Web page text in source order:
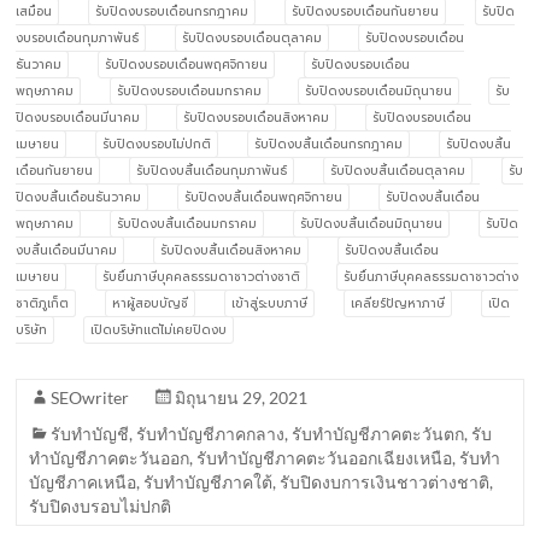
เสมือน
รับปิดงบรอบเดือนกรกฎาคม รับปิดงบรอบเดือนกันยายน
รับปิด
งบรอบเดือนกุมภาพันธ์
รับปิดงบรอบเดือนตุลาคม
รับปิดงบรอบเดือน
ธันวาคม
รับปิดงบรอบเดือนพฤศจิกายน
รับปิดงบรอบเดือน
พฤษภาคม
รับปิดงบรอบเดือนมกราคม รับปิดงบรอบเดือนมิถุนายน
รับ
ปิดงบรอบเดือนมีนาคม
รับปิดงบรอบเดือนสิงหาคม
รับปิดงบรอบเดือน
เมษายน
รับปิดงบรอบไม่ปกติ รับปิดงบสิ้นเดือนกรกฎาคม
รับปิดงบสิ้น
เดือนกันยายน
รับปิดงบสิ้นเดือนกุมภาพันธ์ รับปิดงบสิ้นเดือนตุลาคม
รับ
ปิดงบสิ้นเดือนธันวาคม
รับปิดงบสิ้นเดือนพฤศจิกายน
รับปิดงบสิ้นเดือน
พฤษภาคม
รับปิดงบสิ้นเดือนมกราคม รับปิดงบสิ้นเดือนมิถุนายน
รับปิด
งบสิ้นเดือนมีนาคม
รับปิดงบสิ้นเดือนสิงหาคม
รับปิดงบสิ้นเดือน
เมษายน
รับยื่นภาษีบุคคลธรรมดาชาวต่างชาติ
รับยื่นภาษีบุคคลธรรมดาชาวต่าง
ชาติภูเก็ต
หาผู้สอบบัญชี เข้าสู่ระบบภาษี เคลียร์ปัญหาภาษี
เปิด
บริษัท
เปิดบริษัทแต่ไม่เคยปิดงบ
SEOwriter
มิถุนายน 29, 2021
รับทำบัญชี, รับทำบัญชีภาคกลาง, รับทำบัญชีภาคตะวันตก, รับ
ทำบัญชีภาคตะวันออก, รับทำบัญชีภาคตะวันออกเฉียงเหนือ, รับทำ
บัญชีภาคเหนือ, รับทำบัญชีภาคใต้, รับปิดงบการเงินชาวต่างชาติ,
รับปิดงบรอบไม่ปกติ